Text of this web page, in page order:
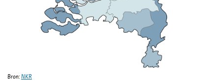
Bron:NKR